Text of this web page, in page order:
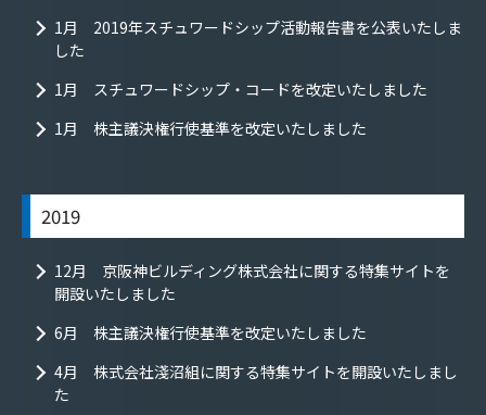
1月 2019年スチュワードシップ活動報告書を公表いたしま
した
1月 スチュワードシップ・コードを改定いたしました
1月 株主議決権行使基準を改定いたしました
2019
12月 京阪神ビルディング株式会社に関する特集サイトを
開設いたしました
6月 株主議決権行使基準を改定いたしました
4月 株式会社淺沼組に関する特集サイトを開設いたしまし
た